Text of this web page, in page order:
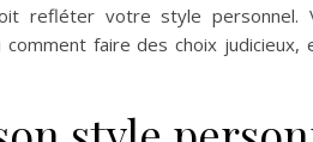
refléter votre style personnel.
comment faire des choix